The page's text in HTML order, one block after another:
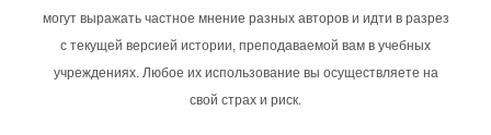
могут выражать частное мнение разных авторов и идти в разрез
с текущей версией истории, преподаваемой вам в учебных
учреждениях. Любое их использование вы осуществляете на
свой страх и риск.